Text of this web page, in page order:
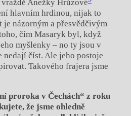
vraždě Anežky Hrůzové
hlavním hrdinou, nijak to
je názorným a přesvědčivým
čím Masaryk byl, když
myšlenky – no ty jsou v
nedají číst. Ale jeho postoje
Takového frajera jsme
proroka v Čechách“ z roku
že jsme ohledně